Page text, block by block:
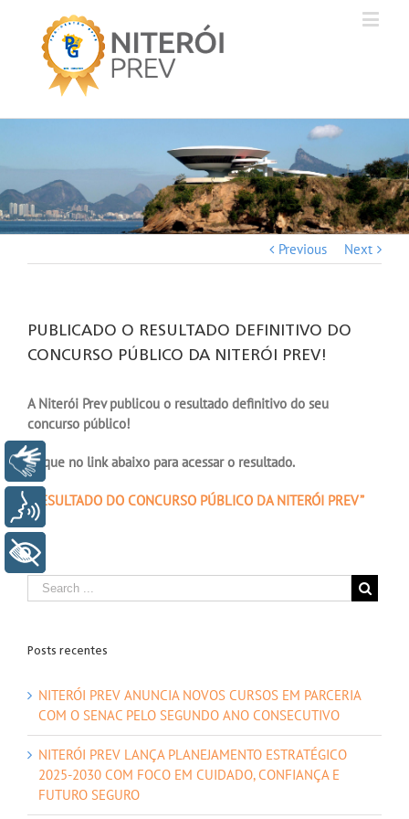
Previous Next
PUBLICADO O RESULTADO DEFINITIVO DO
CONCURSO PÚBLICO DA NITERÓI PREV!
A Niterói Prev publicou o resultado definitivo do seu
concurso público!
Clique no link abaixo para acessar o resultado.
“RESULTADO DO CONCURSO PÚBLICO DA NITERÓI PREV”
Posts recentes
NITERÓI PREV ANUNCIA NOVOS CURSOS EM PARCERIA
COM O SENAC PELO SEGUNDO ANO CONSECUTIVO
NITERÓI PREV LANÇA PLANEJAMENTO ESTRATÉGICO
2025-2030 COM FOCO EM CUIDADO, CONFIANÇA E
FUTURO SEGURO
Libras
Voz